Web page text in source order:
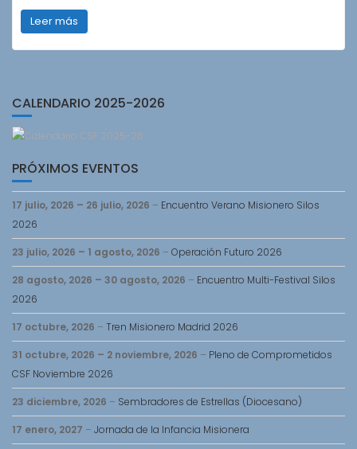
Leer más
CALENDARIO 2025-2026
PRÓXIMOS EVENTOS
17 julio, 2026 – 26 julio, 2026 – Encuentro Verano Misionero Silos
2026
23 julio, 2026 – 1 agosto, 2026 – Operación Futuro 2026
28 agosto, 2026 – 30 agosto, 2026 – Encuentro Multi-Festival Silos
2026
17 octubre, 2026 – Tren Misionero Madrid 2026
31 octubre, 2026 – 2 noviembre, 2026 – Pleno de Comprometidos
CSF Noviembre 2026
23 diciembre, 2026 – Sembradores de Estrellas (Diocesano)
17 enero, 2027 – Jornada de la Infancia Misionera